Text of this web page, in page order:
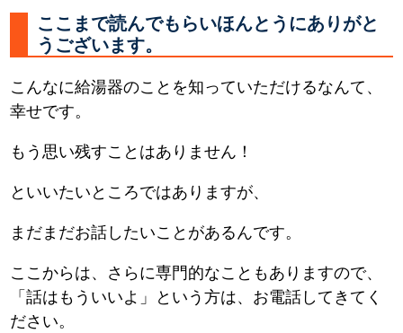
ここまで読んでもらいほんとうにありがと
うございます。
こんなに給湯器のことを知っていただけるなんて、
幸せです。
もう思い残すことはありません！
といいたいところではありますが、
まだまだお話したいことがあるんです。
ここからは、さらに専門的なこともありますので、
「話はもういいよ」という方は、お電話してきてく
ださい。